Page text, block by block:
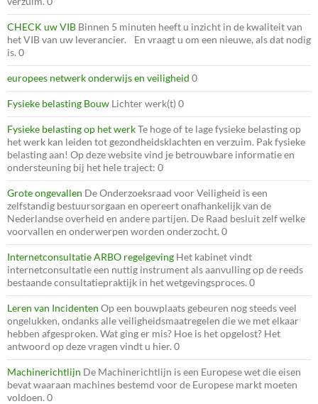
CHECK uw VIB Binnen 5 minuten heeft u inzicht in de kwaliteit van
het VIB van uw leverancier. En vraagt u om een nieuwe, als dat nodig
is. 0
europees netwerk onderwijs en veiligheid 0
Fysieke belasting Bouw Lichter werk(t) 0
Fysieke belasting op het werkTe hoge of te lage fysieke belasting op
het werk kan leiden tot gezondheidsklachten en verzuim. Pak fysieke
belasting aan! Op deze website vind je betrouwbare informatie en
ondersteuning bij het hele traject: 0
Grote ongevallen De Onderzoeksraad voor Veiligheid is een
zelfstandig bestuursorgaan en opereert onafhankelijk van de
Nederlandse overheid en andere partijen. De Raad besluit zelf welke
voorvallen en onderwerpen worden onderzocht. 0
Internetconsultatie ARBO regelgeving Het kabinet vindt
internetconsultatie een nuttig instrument als aanvulling op de reeds
bestaande consultatiepraktijk in het wetgevingsproces. 0
Leren van Incidenten Op een bouwplaats gebeuren nog steeds veel
ongelukken, ondanks alle veiligheidsmaatregelen die we met elkaar
hebben afgesproken. Wat ging er mis? Hoe is het opgelost? Het
antwoord op deze vragen vindt u hier. 0
Machinerichtlijn De Machinerichtlijn is een Europese wet die eisen
bevat waaraan machines bestemd voor de Europese markt moeten
voldoen. 0